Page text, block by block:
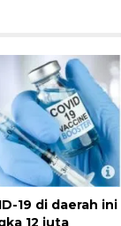
19 di daerah ini
12 juta